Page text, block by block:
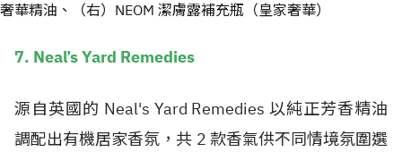
奢華精油、（右）NEOM 潔膚露補充瓶（皇家奢華）
7. Neal’s Yard Remedies
源自英國的 Neal's Yard Remedies 以純正芳香精油
調配出有機居家香氛，共 2 款香氣供不同情境氛圍選